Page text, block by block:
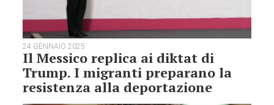
24 GENNAIO 2025
Il Messico replica ai diktat di
Trump. I migranti preparano la
resistenza alla deportazione